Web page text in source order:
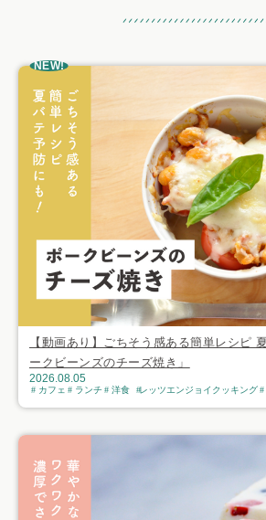
NEW!
【動画あり】ごちそう感ある簡単レシピ
ークビーンズのチーズ焼き」
2026.08.05
カフェ ランチ 洋食 レッツエンジョイクッキング